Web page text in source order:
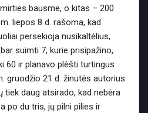
bausme, o kitas – 200
liepos 8 d. rašoma, kad
persekioja nusikaltėlius,
suimti 7, kurie prisipažino,
60 ir planavo plėšti turtingus
gruodžio 21 d. žinutės autorius
tiek daug atsirado, kad nebėra
po du tris, jų pilni pilies ir